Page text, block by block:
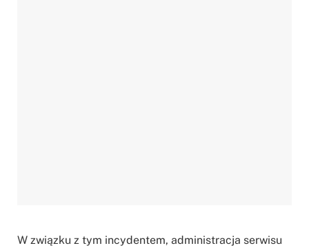
W związku z tym incydentem, administracja serwisu